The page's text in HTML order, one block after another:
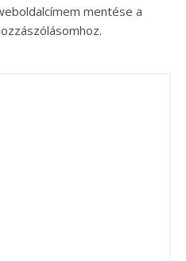
mentése a